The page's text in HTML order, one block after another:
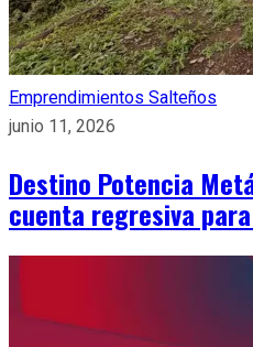
Emprendimientos Salteños
junio 11, 2026
Destino Potencia
cuenta regresiva